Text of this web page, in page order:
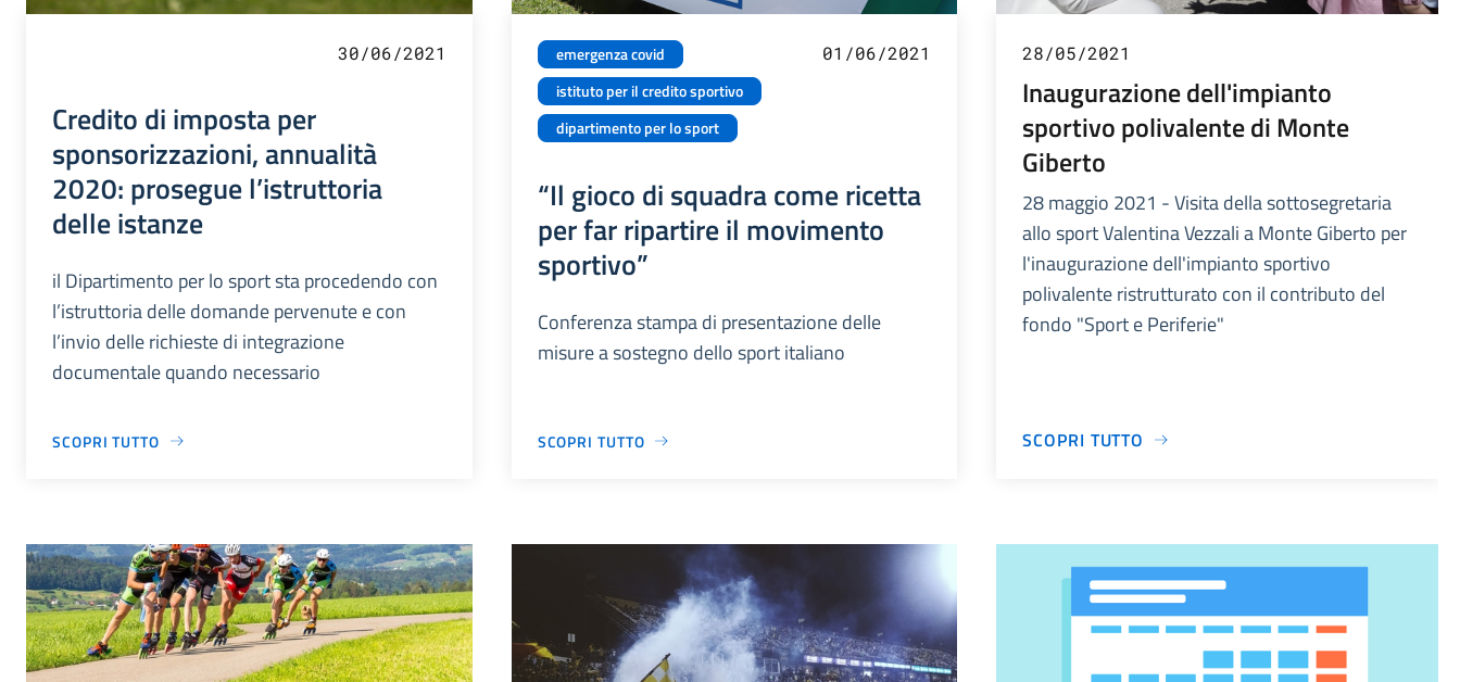
30/06/2021
Credito di imposta per
sponsorizzazioni, annualità
2020: prosegue l’istruttoria
delle istanze
il Dipartimento per lo sport sta procedendo con
l’istruttoria delle domande pervenute e con
l’invio delle richieste di integrazione
documentale quando necessario
SCOPRI TUTTO
emergenza covid
istituto per il credito sportivo
dipartimento per lo sport
01/06/2021
“Il gioco di squadra come ricetta
per far ripartire il movimento
sportivo”
Conferenza stampa di presentazione delle
misure a sostegno dello sport italiano
SCOPRI TUTTO
28/05/2021
Inaugurazione dell'impianto
sportivo polivalente di Monte
Giberto
28 maggio 2021 - Visita della sottosegretaria
allo sport Valentina Vezzali a Monte Giberto per
l'inaugurazione dell'impianto sportivo
polivalente ristrutturato con il contributo del
fondo "Sport e Periferie"
SCOPRI TUTTO